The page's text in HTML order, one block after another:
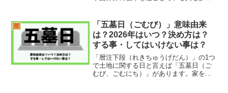
は、名字や女の子の名前、芸能人の芸名
などにもよく登場する、...
暦
「五墓日（ごむび）」意味由来
は？2026年はいつ？決め方は？
する事・してはいけない事は？
「暦注下段（れきちゅうげだん）」の1つ
で土地に関する日と言えば「五墓日（ご
むび、ごむにち）」があります。家を買